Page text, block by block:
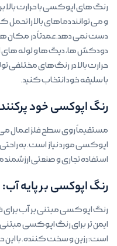
رنگ های اپوکسی با حرارت بالا
و می توانند دماهای بالا را
دست نمی دهد. عمدتاً در مکان
دودکش ها، دیگ ها و لوله های
حرارت بالا در رنگ‌های مختلفی
با سلیقه خود انتخاب کنید.
رنگ اپوکسی خود
مستقیماً روی سطح فلز اعمال می
اپوکسی مورد نیاز است. به
استفاده تجاری و صنعتی ارزشمند
رنگ اپوکسی بر پایه آب:
رنگ اپوکسی مبتنی بر آب برای
ایمن تر برای رنگ اپوکسی
است: رزین و سخت کننده. با این